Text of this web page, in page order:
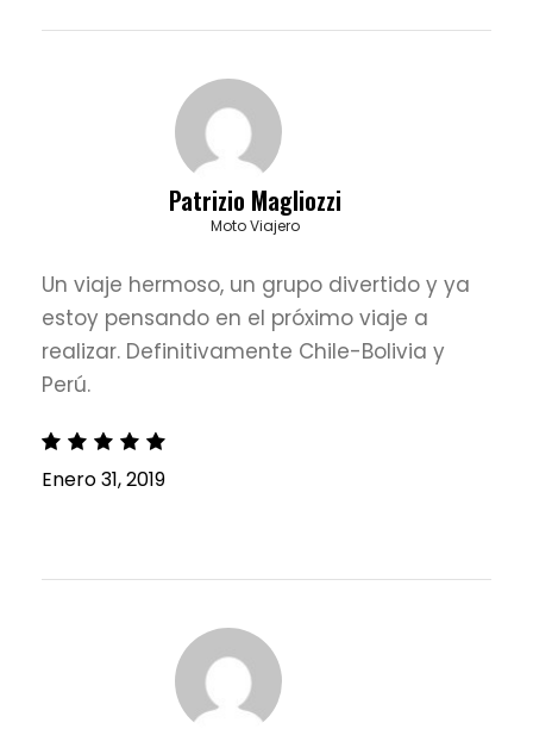
Patrizio Magliozzi
Moto Viajero
Un viaje hermoso, un grupo divertido y ya
estoy pensando en el próximo viaje a
realizar. Definitivamente Chile-Bolivia y
Perú.
Enero 31, 2019